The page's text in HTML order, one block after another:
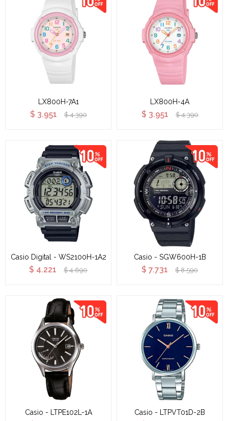
LX800H-7A1
$ 3.951 $ 4.390
LX800H-4A
$ 3.951 $ 4.390
Casio Digital - WS2100H-1A2
$ 4.221 $ 4.690
Casio - SGW600H-1B
$ 7.731 $ 8.590
Casio - LTPE102L-1A Casio - LTPVT01D-2B